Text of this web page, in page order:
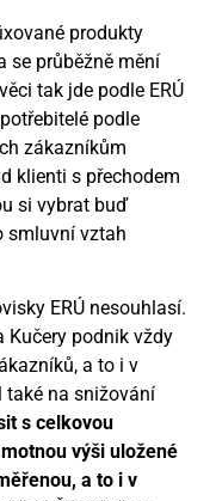
produkty
se průběžně mění
tak jde podle ERÚ
podle
zákazníkům
klienti s přechodem
si vybrat buď
smluvní vztah
ERÚ nesouhlasí.
Kučery podnik vždy
a to i v
také na snižování
s celkovou
výši uložené
a to i v